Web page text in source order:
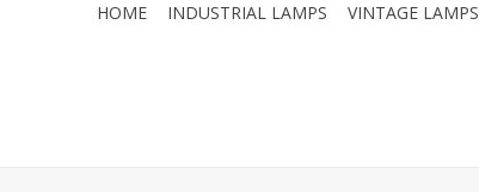
HOME INDUSTRIAL LAMPS VINTAGE LAMPS